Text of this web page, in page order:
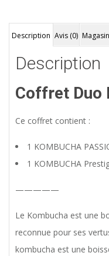
Description Avis (0) Magasin
Description
Coffret Duo
Ce coffret contient :
1 KOMBUCHA
1 KOMBUCHA
—————
Le Kombucha est une
reconnue pour ses
kombucha est une